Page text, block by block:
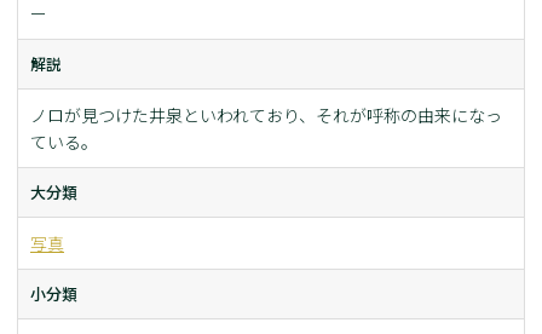
ー
解説
ノロが見つけた井泉といわれており、それが呼称の由来になっ
ている。
大分類
写真
小分類